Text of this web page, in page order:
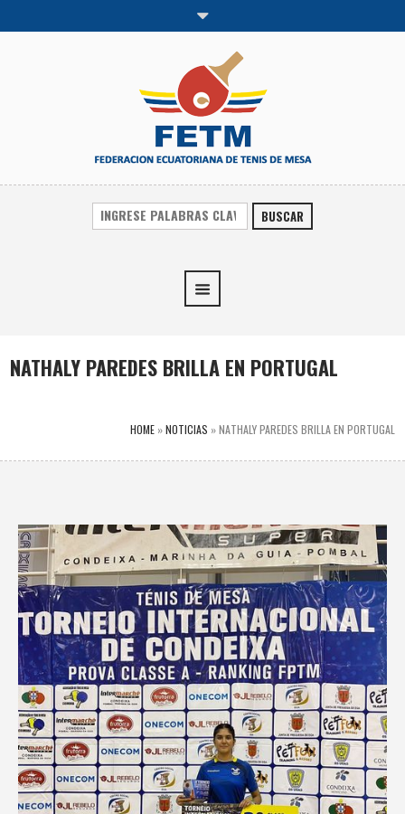
BUSCAR
NATHALY PAREDES BRILLA EN PORTUGAL
HOME»NOTICIAS »NATHALY PAREDES BRILLA EN PORTUGAL